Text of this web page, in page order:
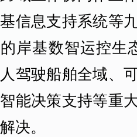
信息支持系统等
岸基数智运控生
驾驶船舶全域、
能决策支持等重
决。